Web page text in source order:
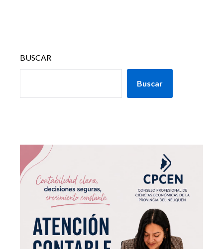
BUSCAR
Buscar